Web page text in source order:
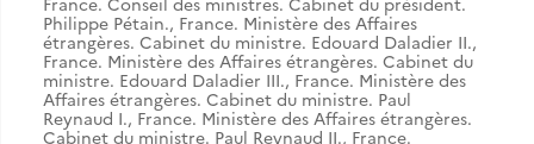
Philippe Pétain., France. Ministère des Affaires
étrangères. Cabinet du ministre. Edouard Daladier II.,
France. Ministère des Affaires étrangères. Cabinet du
ministre. Edouard Daladier III., France. Ministère des
Affaires étrangères. Cabinet du ministre. Paul
Reynaud I., France. Ministère des Affaires étrangères.
Cabinet du ministre. Paul Reynaud II., France.